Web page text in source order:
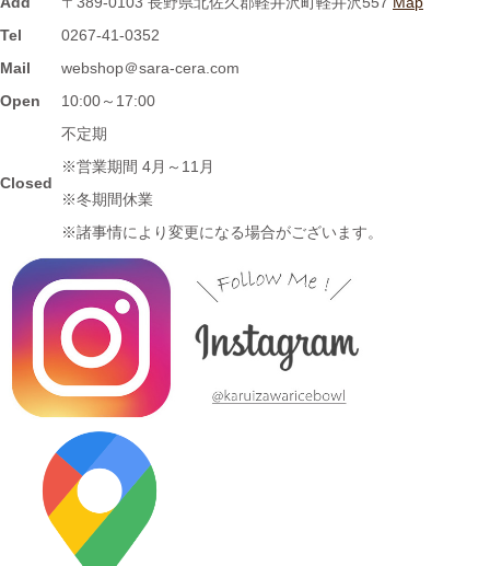
2024/3/12
≪マガジンで掲載されました≫ 名鉄グループエリア 魅力発見マ
ガジンWind 2021年3月号「田縣神社前駅」に 白いごはん器のお
店 らいすぼーる 小牧店が掲載されました。
『お米特集』コーナーで MAG!C☆PRINCEの平野泰新さんが白
いごはん器のお店 らいすぼーる 春日井店にいらっしゃいまし
2024/3/12
スカ！ハピスタ『美味しく見える!?器の選び方』コーナーで 白い
ごはん器のお店 らいすぼーる 春日井店が紹介されました。
2024/3/12
Tel
0267-41-0352
Mail
webshop＠sara-cera.com
Open
10:00～17:00
Closed
不定期
※営業期間 4月～11月
※冬期間休業
※諸事情により変更になる場合がございます。